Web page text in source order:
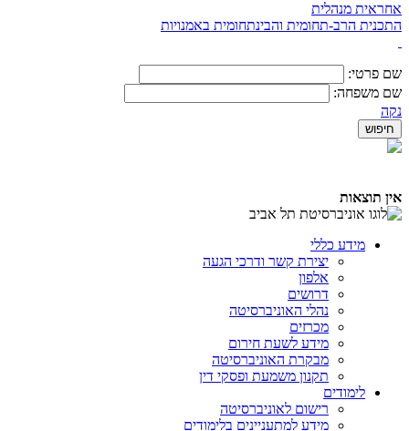
אחראית מנהלית
התכנית הרב-תחומית והבינתחומית באמנויות
שם פרטי:
שם משפחה:
נקה
אין תוצאות
מידע כללי
יצירת קשר ודרכי הגעה
אלפון
דרושים
נהלי האוניברסיטה
מכרזים
מידע לשעת חירום
מבקרת האוניברסיטה
תקנון משמעת ופסקי דין
לימודים
רישום לאוניברסיטה
מידע למתעניינים בלימודים